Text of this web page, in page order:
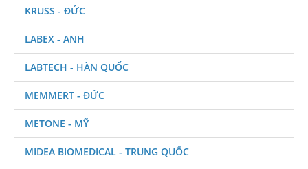
KRUSS - ĐỨC
LABEX - ANH
LABTECH - HÀN QUỐC
MEMMERT - ĐỨC
METONE - MỸ
MIDEA BIOMEDICAL - TRUNG QUỐC